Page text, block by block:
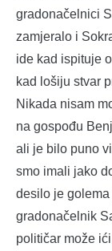
gradonačelnici
zamjeralo i
ide kad ispituje
kad lošiju stvar
Nikada nisam
na gospođu
ali je bilo puno
smo imali jako
desilo je
gradonačelnik
političar može